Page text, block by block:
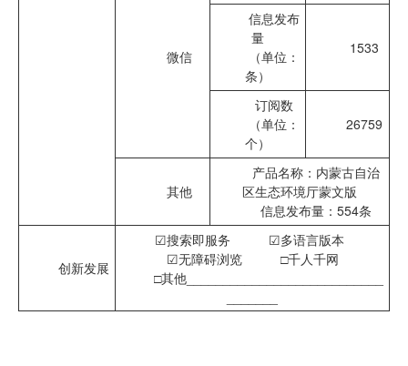
微信
信息发布
量
（单位：
条）
1533
订阅数
（单位：
个）
26759
其他
产品名称：内蒙古自治
区生态环境厅蒙文版
信息发布量：554条
创新发展
☑搜索即服务 ☑多语言版本
☑无障碍浏览 □千人千网
□其他___________________________